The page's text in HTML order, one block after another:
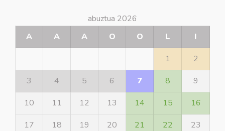
abuztua 2026
A
A A O O L
I
1
2
3
4 5 6 7 8
9
10
11 12 13 14 15
16
17
18 19 20 21 22
23